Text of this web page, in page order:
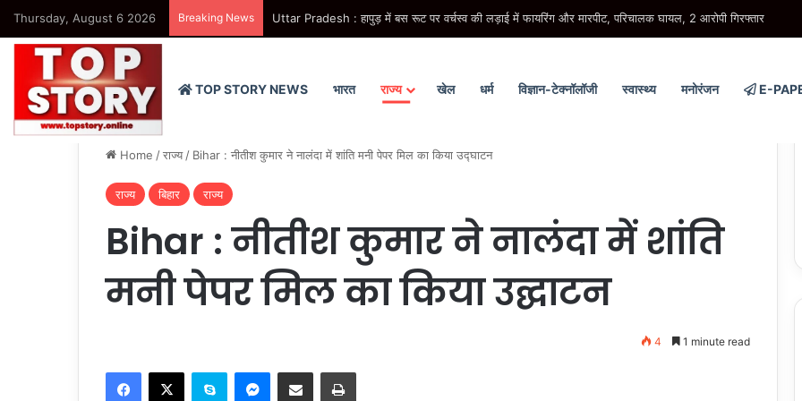
Thursday, August 6 2026 Breaking News Uttar Pradesh : सदन में उजागर हुआ सपा का दलित-पिछड़ा, युवा, गरीब, किसान, महिला विरोधी चरित्र- मुख्यमंत्री
TOP STORY NEWS भारत राज्य खेल धर्म विज्ञान-टेक्नॉलॉजी स्वास्थ्य मनोरंजन E-
Home /राज्य / Bihar : नीतीश कुमार ने नालंदा में शांति मनी पेपर मिल का किया उद्घाटन
राज्य बिहार राज्य
Bihar : नीतीश कुमार ने नालंदा में शांति
मनी पेपर मिल का किया उद्घाटन
4 1 minute read
Facebook
X Skype Messenger
Share via Email Print